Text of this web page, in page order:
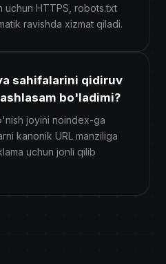
uchun HTTPS, robots.txt
ravishda xizmat qiladi.
sahifalarini qidiruv
bo'ladimi?
joyini noindex-ga
kanonik URL manziliga
uchun jonli qilib